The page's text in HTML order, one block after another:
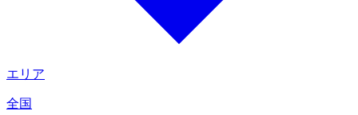
エリア
全国